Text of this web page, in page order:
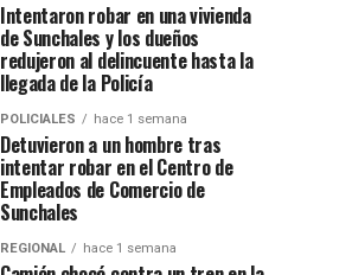
Intentaron robar en una vivienda
de Sunchales y los dueños
redujeron al delincuente hasta la
llegada de la Policía
POLICIALES hace 1 semana
Detuvieron a un hombre tras
intentar robar en el Centro de
Empleados de Comercio de
Sunchales
REGIONAL hace 1 semana